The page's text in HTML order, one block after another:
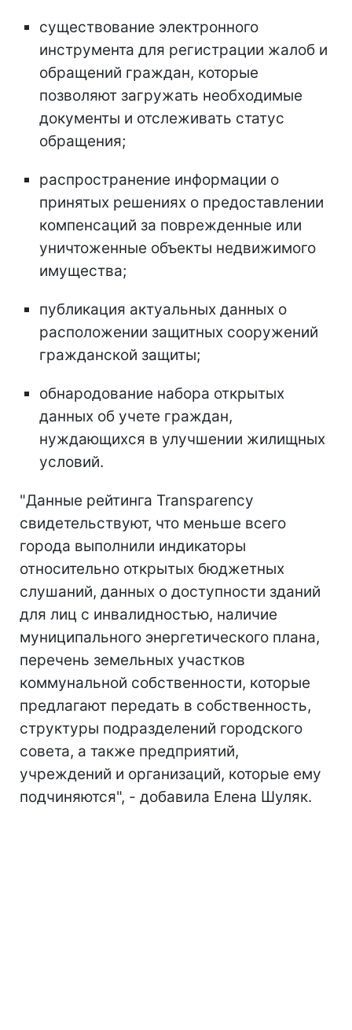
существование электронного
инструмента для регистрации жалоб и
обращений граждан, которые
позволяют загружать необходимые
документы и отслеживать статус
обращения;
распространение информации о
принятых решениях о предоставлении
компенсаций за поврежденные или
уничтоженные объекты недвижимого
имущества;
публикация актуальных данных о
расположении защитных сооружений
гражданской защиты;
обнародование набора открытых
данных об учете граждан,
нуждающихся в улучшении жилищных
условий.
"Данные рейтинга Transparency
свидетельствуют, что меньше всего
города выполнили индикаторы
относительно открытых бюджетных
слушаний, данных о доступности зданий
для лиц с инвалидностью, наличие
муниципального энергетического плана,
перечень земельных участков
коммунальной собственности, которые
предлагают передать в собственность,
структуры подразделений городского
совета, а также предприятий,
учреждений и организаций, которые ему
подчиняются", - добавила Елена Шуляк.